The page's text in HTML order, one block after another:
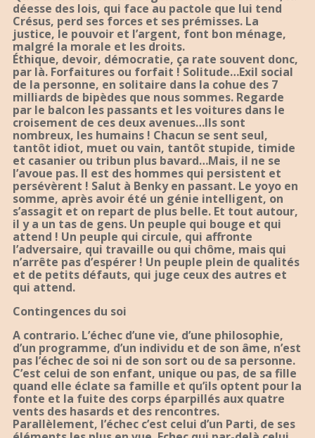
déesse des lois, qui face au pactole que lui tend
Crésus, perd ses forces et ses prémisses. La
justice, le pouvoir et l’argent, font bon ménage,
malgré la morale et les droits.
Éthique, devoir, démocratie, ça rate souvent donc,
par là. Forfaitures ou forfait ! Solitude…Exil social
de la personne, en solitaire dans la cohue des 7
milliards de bipèdes que nous sommes. Regarde
par le balcon les passants et les voitures dans le
croisement de ces deux avenues…Ils sont
nombreux, les humains ! Chacun se sent seul,
tantôt idiot, muet ou vain, tantôt stupide, timide
et casanier ou tribun plus bavard…Mais, il ne se
l’avoue pas. Il est des hommes qui persistent et
persévèrent ! Salut à Benky en passant. Le yoyo en
somme, après avoir été un génie intelligent, on
s’assagit et on repart de plus belle. Et tout autour,
il y a un tas de gens. Un peuple qui bouge et qui
attend ! Un peuple qui circule, qui affronte
l’adversaire, qui travaille ou qui chôme, mais qui
n’arrête pas d’espérer ! Un peuple plein de qualités
et de petits défauts, qui juge ceux des autres et
qui attend.
Contingences du soi
A contrario. L’échec d’une vie, d’une philosophie,
d’un programme, d’un individu et de son âme, n’est
pas l’échec de soi ni de son sort ou de sa personne.
C’est celui de son enfant, unique ou pas, de sa fille
quand elle éclate sa famille et qu’ils optent pour la
fonte et la fuite des corps éparpillés aux quatre
vents des hasards et des rencontres.
Parallèlement, l’échec c’est celui d’un Parti, de ses